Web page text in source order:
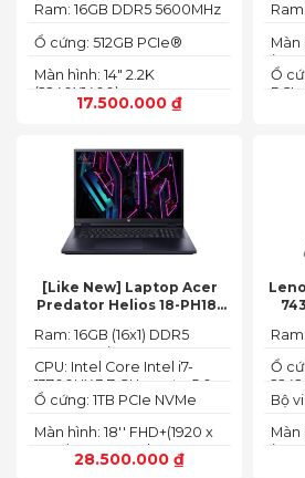
17.500.000 ₫
Màn hình: 14" 2.2K
(2240X1400)
Ổ cứng: 512GB PCIe®
Ram: 16GB DDR5 5600MHz
Ổ
Màn
[Like New] Laptop Acer
Predator Helios 18-PH18-
13700HX, RTX 4060 8GB,
16GB, SSD 1TB, 18″ FHD+
165HZ)
28.500.000 ₫
Màn hình: 18'' FHD+(1920 x
1200) 165 Hz In-plane
Switching (IPS)
Ổ cứng: 1TB PCIe NVMe
CPU: Intel Core Intel i7-
13700HX 3.7 GHz up to 5.0
GHz 30MB
Ram: 16GB (16x1) DDR5
4800MHz (2x SO-DIMM
socket, up to 32GB
Màn
Bộ
Ổ
(2